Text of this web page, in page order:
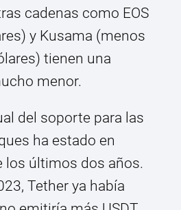
cadenas como EOS
y Kusama (menos
tienen una
menor.
del soporte para las
ha estado en
los últimos dos años.
Tether ya había